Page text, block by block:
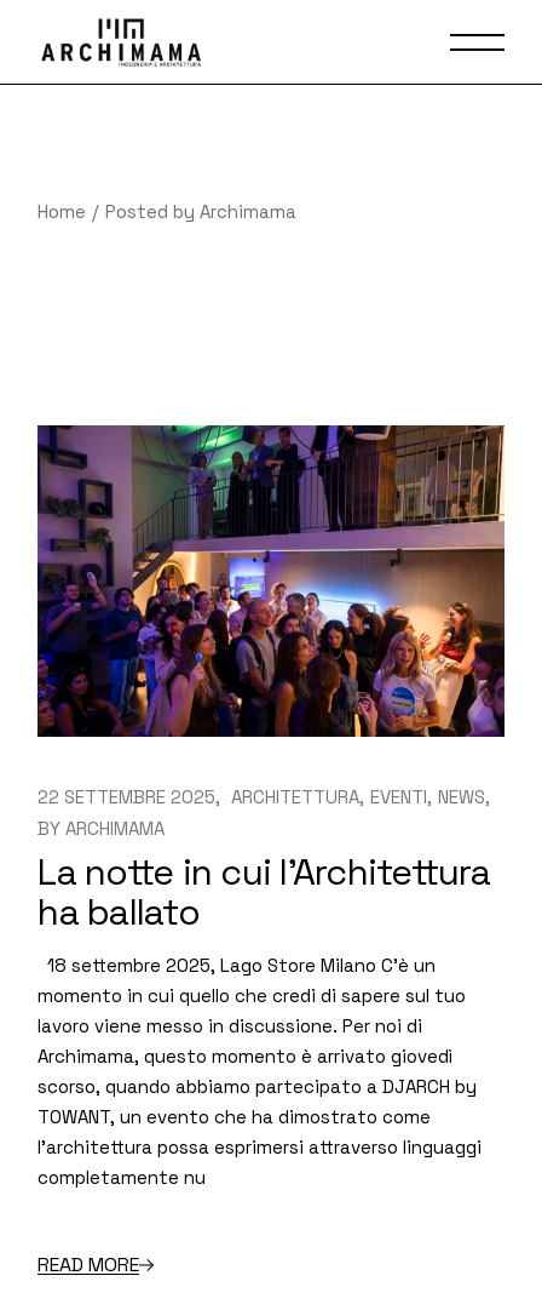
content
Home Posted by Archimama
22 SETTEMBRE 2025 ARCHITETTURA EVENTI NEWS
BY ARCHIMAMA
La notte in cui l’Architettura
ha ballato
18 settembre 2025, Lago Store Milano C’è un
momento in cui quello che credi di sapere sul tuo
lavoro viene messo in discussione. Per noi di
Archimama, questo momento è arrivato giovedì
scorso, quando abbiamo partecipato a DJARCH by
TOWANT, un evento che ha dimostrato come
l’architettura possa esprimersi attraverso linguaggi
completamente nu
READ MORE